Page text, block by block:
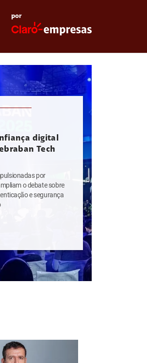
por
digital
Tech
por
o debate sobre
e segurança